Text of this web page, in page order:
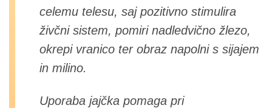
celemu telesu, saj pozitivno stimulira
živčni sistem, pomiri nadledvično žlezo,
okrepi vranico ter obraz napolni s sijajem
in milino.
Uporaba jajčka pomaga pri